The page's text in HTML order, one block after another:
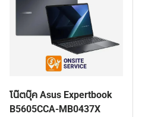
โน๊ตบุ๊ค Asus Expertbook
B5605CCA-MB0437X